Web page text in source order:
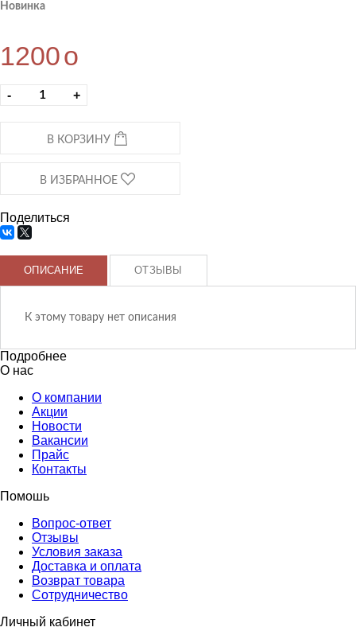
Новинка
1200o
- +
В КОРЗИНУ
В ИЗБРАННОЕ
Поделиться
ОПИСАНИЕ ОТЗЫВЫ
К этому товару нет описания
Подробнее
О нас
О компании
Акции
Новости
Вакансии
Прайс
Контакты
Помошь
Вопрос-ответ
Отзывы
Условия заказа
Доставка и оплата
Возврат товара
Сотрудничество
Личный кабинет